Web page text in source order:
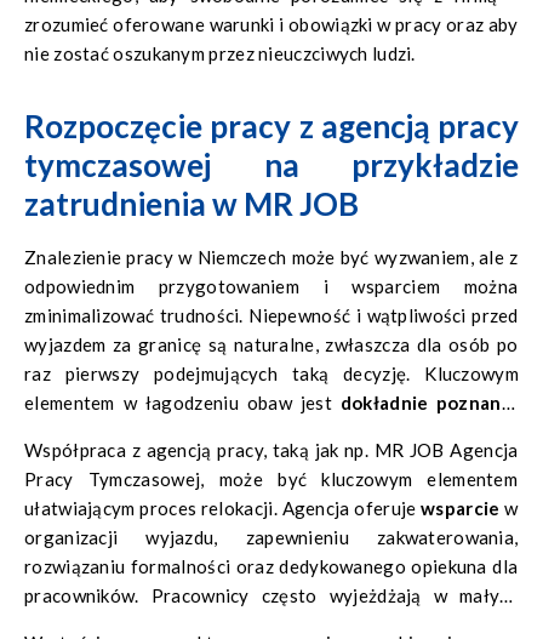
zrozumieć oferowane warunki i obowiązki w pracy oraz aby
nie zostać oszukanym przez nieuczciwych ludzi.
Rozpoczęcie pracy z agencją pracy
tymczasowej na przykładzie
zatrudnienia w MR JOB
Znalezienie pracy w Niemczech może być wyzwaniem, ale z
odpowiednim przygotowaniem i wsparciem można
zminimalizować trudności. Niepewność i wątpliwości przed
wyjazdem za granicę są naturalne, zwłaszcza dla osób po
raz pierwszy podejmujących taką decyzję. Kluczowym
elementem w łagodzeniu obaw jest dokładnie poznanie
zatrudnienia, opinii innych pracowników oraz znajomość
obowiązków na stanowisku mogą znacznie pomóc w
przygotowaniu do pracy w Niemczech.
Współpraca z agencją pracy, taką jak np. MR JOB Agencja
Pracy Tymczasowej, może być kluczowym elementem
ułatwiającym proces relokacji. Agencja oferujewsparcie w
organizacji wyjazdu, zapewnieniu zakwaterowania,
rozwiązaniu formalności oraz dedykowanego opiekuna dla
pracowników. Pracownicy często wyjeżdżają w małych